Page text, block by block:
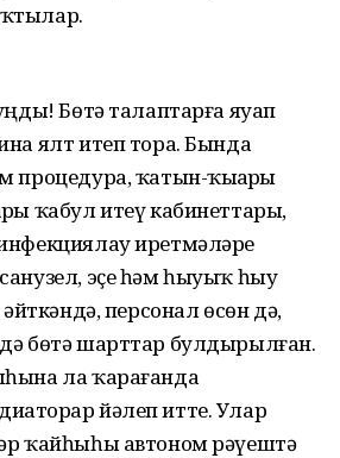
Бөтә талаптарға яуап
ялт итеп тора. Бында
процедура, ҡатын-ҡыҙҙарҙы
ҡабул итеү кабинеттары,
иретмәләре
эҫе һәм һыуыҡ һыу
әйткәндә, персонал өсөн дә,
бөтә шарттар булдырылған.
ла ҡарағанда
йәлеп итте. Улар
ҡайһыһы автоном рәүештә